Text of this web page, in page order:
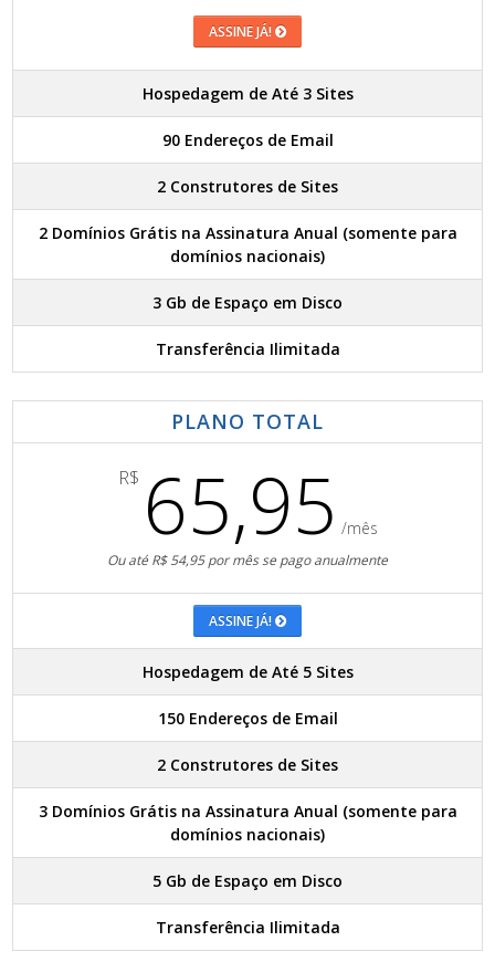
ASSINE JÁ!
Hospedagem de Até 3 Sites
90 Endereços de Email
2 Construtores de Sites
2 Domínios Grátis na Assinatura Anual (somente para
domínios nacionais)
3 Gb de Espaço em Disco
Transferência Ilimitada
PLANO TOTAL
R$ 65,95 /mês
Ou até R$ 54,95 por mês se pago anualmente
ASSINE JÁ!
Hospedagem de Até 5 Sites
150 Endereços de Email
2 Construtores de Sites
3 Domínios Grátis na Assinatura Anual (somente para
domínios nacionais)
5 Gb de Espaço em Disco
Transferência Ilimitada